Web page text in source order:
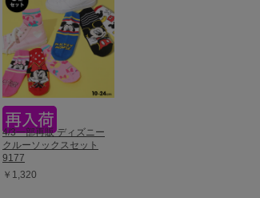
4/3一部再販 ディズニー
クルーソックスセット
9177
￥1,320